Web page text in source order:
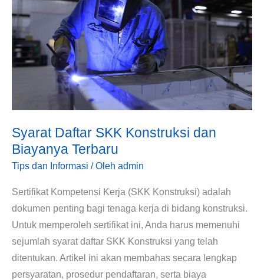
Syarat Daftar SKK Konstruksi dan
Biayanya Terbaru
Tips dan Informasi / Oleh admin
Sertifikat Kompetensi Kerja (SKK Konstruksi) adalah
dokumen penting bagi tenaga kerja di bidang konstruksi.
Untuk memperoleh sertifikat ini, Anda harus memenuhi
sejumlah syarat daftar SKK Konstruksi yang telah
ditentukan. Artikel ini akan membahas secara lengkap
persyaratan, prosedur pendaftaran, serta biaya
SKK
Konstruksi
dan
Biayanya